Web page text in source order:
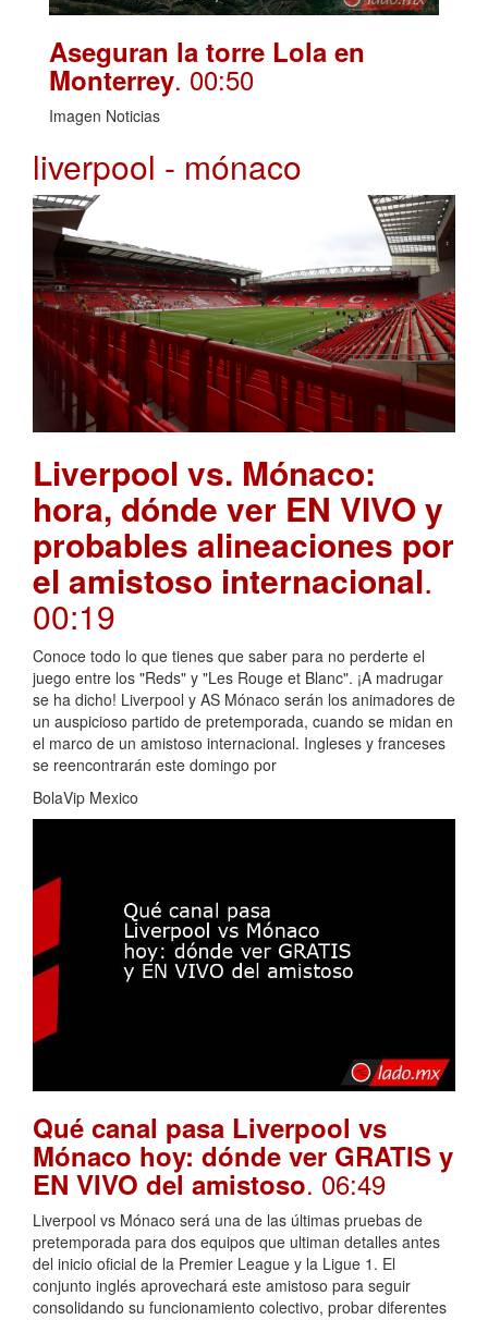
Aseguran la torre Lola en
Monterrey. 00:50
Imagen Noticias
liverpool - mónaco
Liverpool vs. Mónaco:
hora, dónde ver EN VIVO y
probables alineaciones por
el amistoso internacional.
00:19
Conoce todo lo que tienes que saber para no perderte el
juego entre los "Reds" y "Les Rouge et Blanc". ¡A madrugar
se ha dicho! Liverpool y AS Mónaco serán los animadores de
un auspicioso partido de pretemporada, cuando se midan en
el marco de un amistoso internacional. Ingleses y franceses
se reencontrarán este domingo por
BolaVip Mexico
Qué canal pasa Liverpool vs
Mónaco hoy: dónde ver GRATIS y
EN VIVO del amistoso. 06:49
Liverpool vs Mónaco será una de las últimas pruebas de
pretemporada para dos equipos que ultiman detalles antes
del inicio oficial de la Premier League y la Ligue 1. El
conjunto inglés aprovechará este amistoso para seguir
consolidando su funcionamiento colectivo, probar diferentes